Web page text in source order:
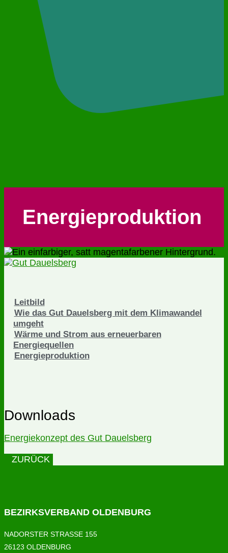
Energieproduktion
Leitbild
Wie das Gut Dauelsberg mit dem Klimawandel
umgeht
Wärme und Strom aus erneuerbaren
Energiequellen
Energieproduktion
Downloads
Energiekonzept des Gut Dauelsberg
ZURÜCK
BEZIRKSVERBAND OLDENBURG
NADORSTER STRASSE 155
26123 OLDENBURG